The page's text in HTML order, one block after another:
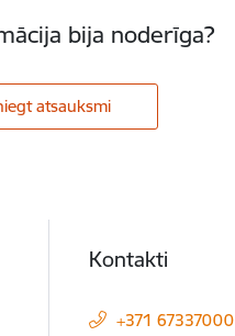
bija noderīga?
atsauksmi
Kontakti
+371 67337000